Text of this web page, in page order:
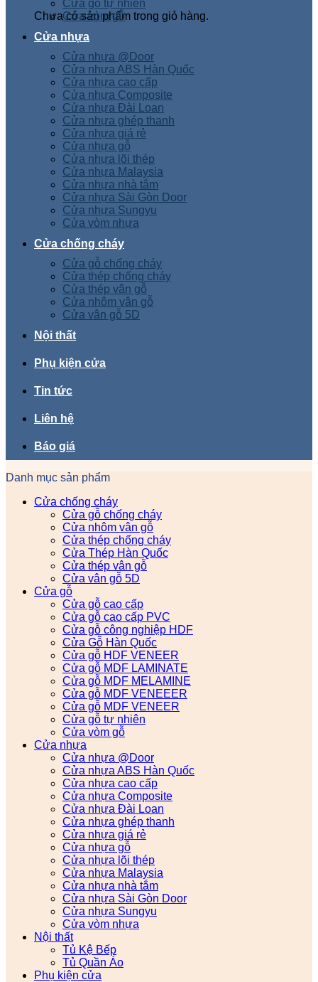
Chưa có sản phẩm trong giỏ hàng.
Cửa gỗ tự nhiên
Cửa vòm gỗ
Cửa nhựa
Cửa nhựa @Door
Cửa nhựa ABS Hàn Quốc
Cửa nhựa cao cấp
Cửa nhựa Composite
Cửa nhựa Đài Loan
Cửa nhựa ghép thanh
Cửa nhựa giá rẻ
Cửa nhựa gỗ
Cửa nhựa lõi thép
Cửa nhựa Malaysia
Cửa nhựa nhà tắm
Cửa nhựa Sài Gòn Door
Cửa nhựa Sungyu
Cửa vòm nhựa
Cửa chống cháy
Cửa gỗ chống cháy
Cửa thép chống cháy
Cửa thép vân gỗ
Cửa nhôm vân gỗ
Cửa vân gỗ 5D
Nội thất
Phụ kiện cửa
Tin tức
Liên hệ
Báo giá
Danh mục sản phẩm
Cửa chống cháy
Cửa gỗ chống cháy
Cửa nhôm vân gỗ
Cửa thép chống cháy
Cửa Thép Hàn Quốc
Cửa thép vân gỗ
Cửa vân gỗ 5D
Cửa gỗ
Cửa gỗ cao cấp
Cửa gỗ cao cấp PVC
Cửa gỗ công nghiệp HDF
Cửa Gỗ Hàn Quốc
Cửa gỗ HDF VENEER
Cửa gỗ MDF LAMINATE
Cửa gỗ MDF MELAMINE
Cửa gỗ MDF VENEEER
Cửa gỗ MDF VENEER
Cửa gỗ tự nhiên
Cửa vòm gỗ
Cửa nhựa
Cửa nhựa @Door
Cửa nhựa ABS Hàn Quốc
Cửa nhựa cao cấp
Cửa nhựa Composite
Cửa nhựa Đài Loan
Cửa nhựa ghép thanh
Cửa nhựa giá rẻ
Cửa nhựa gỗ
Cửa nhựa lõi thép
Cửa nhựa Malaysia
Cửa nhựa nhà tắm
Cửa nhựa Sài Gòn Door
Cửa nhựa Sungyu
Cửa vòm nhựa
Nội thất
Tủ Kệ Bếp
Tủ Quần Áo
Phụ kiện cửa